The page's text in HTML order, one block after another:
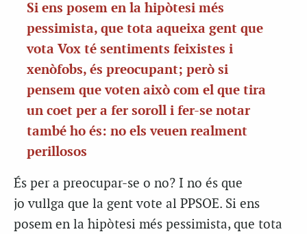
Si ens posem en la hipòtesi més
pessimista, que tota aqueixa gent que
vota Vox té sentiments feixistes i
xenòfobs, és preocupant; però si
pensem que voten això com el que tira
un coet per a fer soroll i fer-se notar
també ho és: no els veuen realment
perillosos
És per a preocupar-se o no? I no és que
jo vullga que la gent vote al PPSOE. Si ens
posem en la hipòtesi més pessimista, que tota